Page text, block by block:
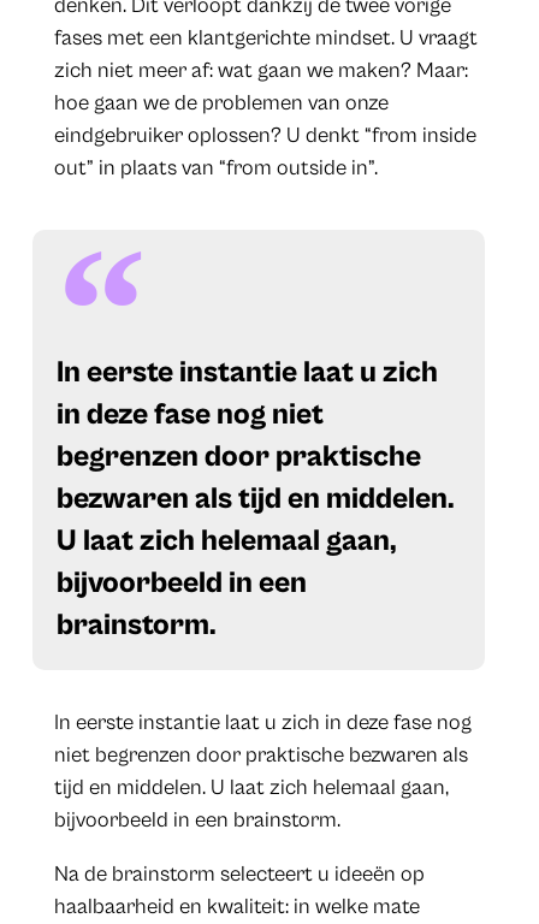
fases met een klantgerichte mindset. U vraagt
zich niet meer af: wat gaan we maken? Maar:
hoe gaan we de problemen van onze
eindgebruiker oplossen? U denkt “from inside
out” in plaats van “from outside in”.
In eerste instantie laat u zich
in deze fase nog niet
begrenzen door praktische
bezwaren als tijd en middelen.
U laat zich helemaal gaan,
bijvoorbeeld in een
brainstorm.
In eerste instantie laat u zich in deze fase nog
niet begrenzen door praktische bezwaren als
tijd en middelen. U laat zich helemaal gaan,
bijvoorbeeld in een brainstorm.
Na de brainstorm selecteert u ideeën op
haalbaarheid en kwaliteit: in welke mate